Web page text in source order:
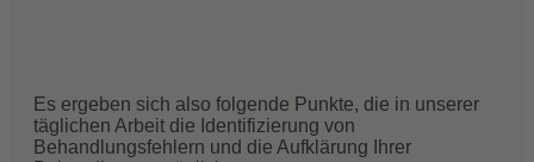
Es ergeben sich also folgende Punkte, die in unserer
täglichen Arbeit die Identifizierung von
Behandlungsfehlern und die Aufklärung Ihrer